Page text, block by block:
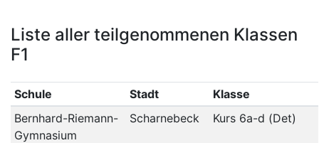
Liste aller teilgenommenen Klassen
F1
Schule Stadt
Klasse
Bernhard-Riemann-
Gymnasium
Scharnebeck Kurs 6a-d (Det)